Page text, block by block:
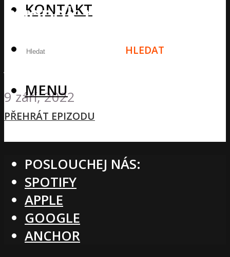
KONTAKT
HLEDAT
MENU
naopak ne? Celodenní
9 září, 2022
PŘEHRÁT EPIZODU
POSLOUCHEJ NÁS:
SPOTIFY
APPLE
GOOGLE
ANCHOR